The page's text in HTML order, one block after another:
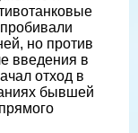
но против
введения в
отход в
бывшей